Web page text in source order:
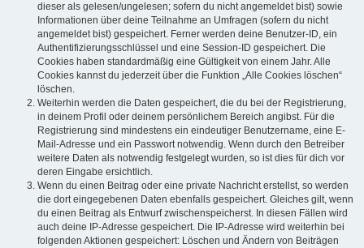
dieser als gelesen/ungelesen; sofern du nicht angemeldet bist) sowie
Informationen über deine Teilnahme an Umfragen (sofern du nicht
angemeldet bist) gespeichert. Ferner werden deine Benutzer-ID, ein
Authentifizierungsschlüssel und eine Session-ID gespeichert. Die
Cookies haben standardmäßig eine Gültigkeit von einem Jahr. Alle
Cookies kannst du jederzeit über die Funktion „Alle Cookies löschen“
löschen.
Weiterhin werden die Daten gespeichert, die du bei der Registrierung,
in deinem Profil oder deinem persönlichem Bereich angibst. Für die
Registrierung sind mindestens ein eindeutiger Benutzername, eine E-
Mail-Adresse und ein Passwort notwendig. Wenn durch den Betreiber
weitere Daten als notwendig festgelegt wurden, so ist dies für dich vor
deren Eingabe ersichtlich.
Wenn du einen Beitrag oder eine private Nachricht erstellst, so werden
die dort eingegebenen Daten ebenfalls gespeichert. Gleiches gilt, wenn
du einen Beitrag als Entwurf zwischenspeicherst. In diesen Fällen wird
auch deine IP-Adresse gespeichert. Die IP-Adresse wird weiterhin bei
folgenden Aktionen gespeichert: Löschen und Ändern von Beiträgen